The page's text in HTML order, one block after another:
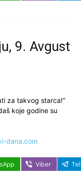
9. Avgust
za takvog starca!“
koje godine su
dana.com
Viber